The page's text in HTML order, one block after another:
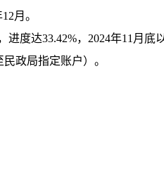
月。
度达33.42%，2024年11月底
政局指定账户）。